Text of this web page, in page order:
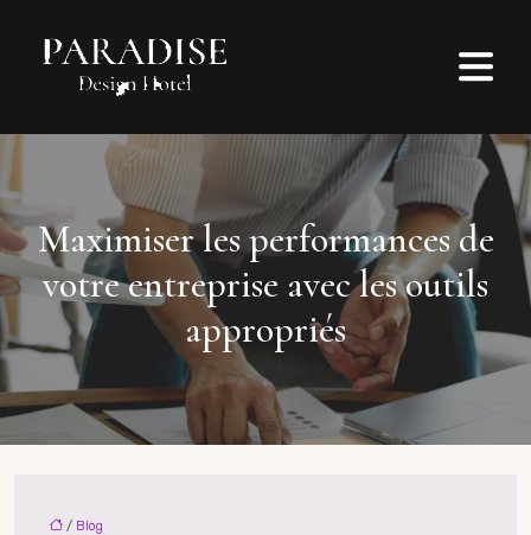
Maximiser les performances de
votre entreprise avec les outils
appropriés
/ Blog